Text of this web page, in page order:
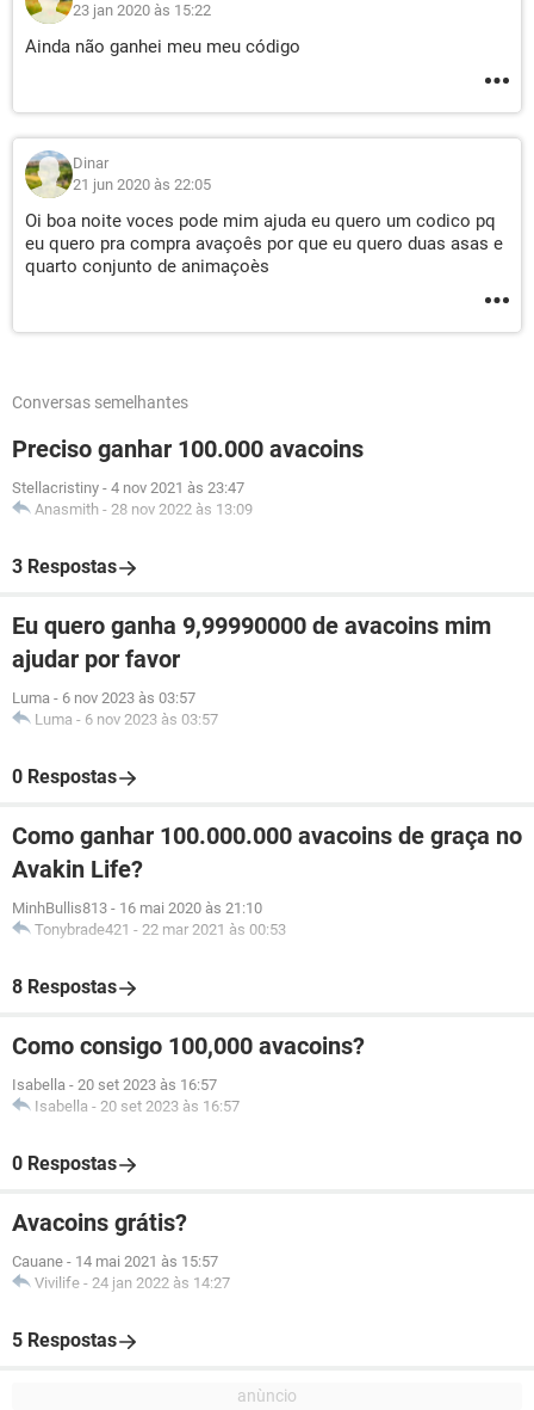
23 jan 2020 às 15:22
Ainda não ganhei meu meu código
Dinar
21 jun 2020 às 22:05
Oi boa noite voces pode mim ajuda eu quero um codico pq
eu quero pra compra avaçoês por que eu quero duas asas e
quarto conjunto de animaçoès
Conversas semelhantes
Preciso ganhar 100.000 avacoins
Stellacristiny - 4 nov 2021 às 23:47
Anasmith - 28 nov 2022 às 13:09
3 Respostas
Eu quero ganha 9,99990000 de avacoins mim
ajudar por favor
Luma - 6 nov 2023 às 03:57
Luma - 6 nov 2023 às 03:57
0 Respostas
Como ganhar 100.000.000 avacoins de graça no
Avakin Life?
MinhBullis813 - 16 mai 2020 às 21:10
Tonybrade421 - 22 mar 2021 às 00:53
8 Respostas
Como consigo 100,000 avacoins?
Isabella - 20 set 2023 às 16:57
Isabella - 20 set 2023 às 16:57
0 Respostas
Avacoins grátis?
Cauane - 14 mai 2021 às 15:57
Vivilife - 24 jan 2022 às 14:27
5 Respostas